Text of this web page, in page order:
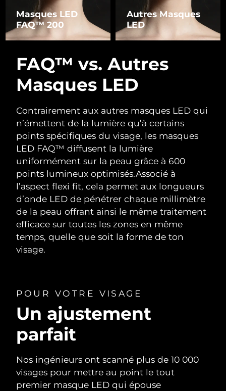
Masques LED
FAQ™ 200
Autres Masques
LED
FAQ™ vs. Autres
Masques LED
Contrairement aux autres masques LED qui
n’émettent de la lumière qu’à certains
points spécifiques du visage, les masques
LED FAQ™ diffusent la lumière
uniformément sur la peau grâce à 600
points lumineux optimisés.Associé à
l’aspect flexi fit, cela permet aux longueurs
d’onde LED de pénétrer chaque millimètre
de la peau offrant ainsi le même traitement
efficace sur toutes les zones en même
temps, quelle que soit la forme de ton
visage.
POUR VOTRE VISAGE
Un ajustement
parfait
Nos ingénieurs ont scanné plus de 10 000
visages pour mettre au point le tout
premier masque LED qui épouse